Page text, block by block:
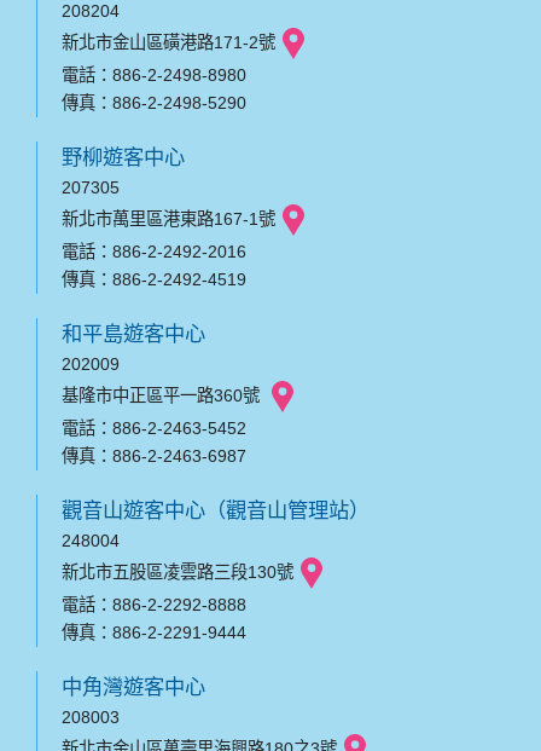
208204
新北市金山區磺港路171-2號
電話：886-2-2498-8980
傳真：886-2-2498-5290
野柳遊客中心
207305
新北市萬里區港東路167-1號
電話：886-2-2492-2016
傳真：886-2-2492-4519
和平島遊客中心
202009
基隆市中正區平一路360號
電話：886-2-2463-5452
傳真：886-2-2463-6987
觀音山遊客中心（觀音山管理站）
248004
新北市五股區凌雲路三段130號
電話：886-2-2292-8888
傳真：886-2-2291-9444
中角灣遊客中心
208003